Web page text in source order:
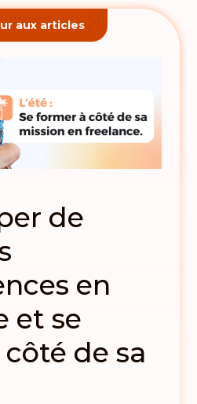
aux articles
de
en
et se
de sa